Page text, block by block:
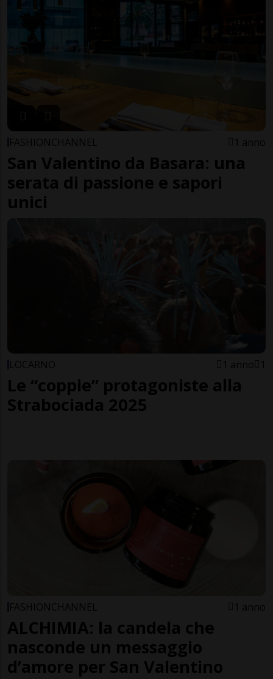
FASHIONCHANNEL 1 anno
San Valentino da Basara: una
serata di passione e sapori
unici
LOCARNO 1 anno 1
Le “coppie” protagoniste alla
Strabociada 2025
FASHIONCHANNEL 1 anno
ALCHIMIA: la candela che
nasconde un messaggio
d’amore per San Valentino